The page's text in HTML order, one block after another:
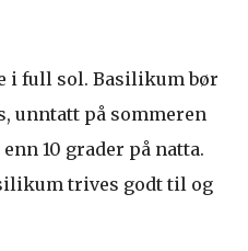
i full sol. Basilikum bør
unntatt på sommeren
10 grader på natta.
trives godt til og